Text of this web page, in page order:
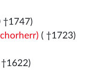
( †1723)
†1622)